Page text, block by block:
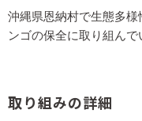
や、食害生物による
にも存亡が危ぶまれ
小魚がいなくなり、
くなるので、魚は激
沖縄県恩納村で生態多
ンゴの保全に取り組んで
取り組みの詳細